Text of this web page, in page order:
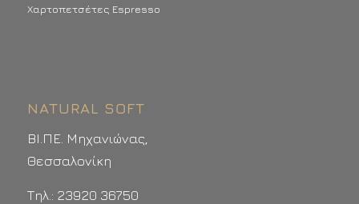
Χαρτοπετσέτες Espresso
NATURAL SOFT
ΒΙ.ΠΕ. Μηχανιώνας,
Θεσσαλονίκη
Τηλ.: 23920 36750